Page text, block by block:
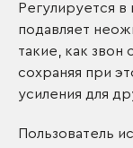
Регулируется
подавляет
такие, как звон
сохраняя при
усиления для
Пользователь